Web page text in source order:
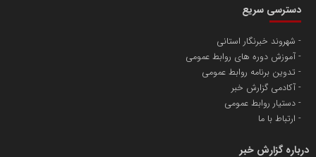
پایگاه اطلاع رسانی اعتلای نهادهای مردمی
تامین آهن اسفنجی تولیدکنندگان فولاد در کشور
مسعودصادقی
دسترسی سریع
شهروند خبرنگار استانی
آموزش دوره های روابط عمومی
تدوین برنامه روابط عمومی
آکادمی گزارش خبر
دستیار روابط عمومی
ارتباط با ما
درباره گزارش خبر